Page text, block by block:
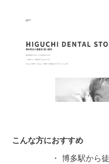
こんな方におすすめ
博多駅から